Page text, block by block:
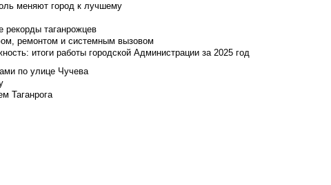
меняют город к лучшему
рекорды таганрожцев
ремонтом и системным вызовом
итоги работы городской Администрации за 2025 год
по улице Чучева
Таганрога